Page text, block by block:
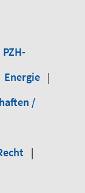
PZH-
Energie |
/
|